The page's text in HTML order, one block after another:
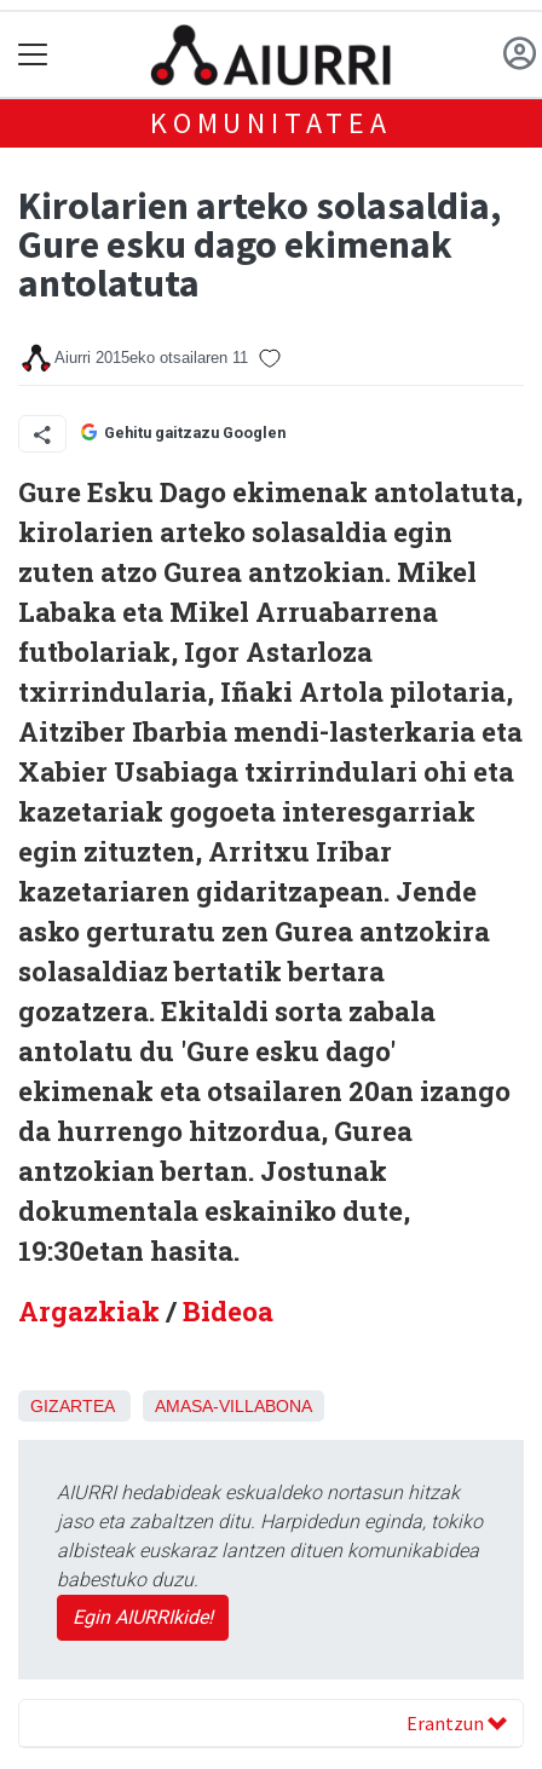
KOMUNITATEA
Kirolarien arteko solasaldia,
Gure esku dago ekimenak
antolatuta
Aiurri 2015eko otsailaren 11
Gehitu gaitzazu Googlen
Gure Esku Dago ekimenak antolatuta,
kirolarien arteko solasaldia egin
zuten atzo Gurea antzokian. Mikel
Labaka eta Mikel Arruabarrena
futbolariak, Igor Astarloza
txirrindularia, Iñaki Artola pilotaria,
Aitziber Ibarbia mendi-lasterkaria eta
Xabier Usabiaga txirrindulari ohi eta
kazetariak gogoeta interesgarriak
egin zituzten, Arritxu Iribar
kazetariaren gidaritzapean. Jende
asko gerturatu zen Gurea antzokira
solasaldiaz bertatik bertara
gozatzera. Ekitaldi sorta zabala
antolatu du 'Gure esku dago'
ekimenak eta otsailaren 20an izango
da hurrengo hitzordua, Gurea
antzokian bertan. Jostunak
dokumentala eskainiko dute,
19:30etan hasita.
Argazkiak /Bideoa
GIZARTEA AMASA-VILLABONA
AIURRI hedabideak eskualdeko nortasun hitzak
jaso eta zabaltzen ditu. Harpidedun eginda, tokiko
albisteak euskaraz lantzen dituen komunikabidea
babestuko duzu.
Egin AIURRIkide!
Erantzun